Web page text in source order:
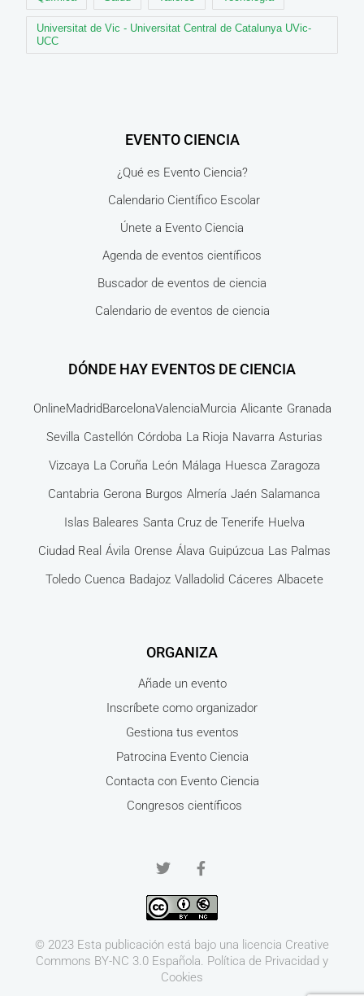
Universitat de Vic - Universitat Central de Catalunya UVic-
UCC
EVENTO CIENCIA
¿Qué es Evento Ciencia?
Calendario Científico Escolar
Únete a Evento Ciencia
Agenda de eventos científicos
Buscador de eventos de ciencia
Calendario de eventos de ciencia
DÓNDE HAY EVENTOS DE CIENCIA
OnlineMadridBarcelonaValenciaMurcia Alicante Granada
Sevilla Castellón Córdoba La Rioja Navarra Asturias
Vizcaya La Coruña León Málaga Huesca Zaragoza
Cantabria Gerona Burgos Almería Jaén Salamanca
Islas Baleares Santa Cruz de Tenerife Huelva
Ciudad Real Ávila Orense Álava Guipúzcua Las Palmas
Toledo Cuenca Badajoz Valladolid Cáceres Albacete
ORGANIZA
Añade un evento
Inscríbete como organizador
Gestiona tus eventos
Patrocina Evento Ciencia
Contacta con Evento Ciencia
Congresos científicos
© 2023 Esta publicación está bajo una licencia Creative
Commons BY-NC 3.0 Española. Política de Privacidad y
Cookies